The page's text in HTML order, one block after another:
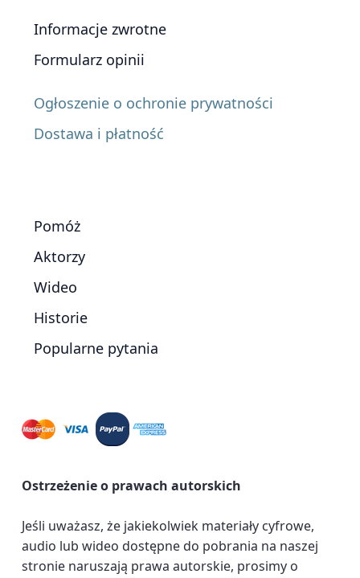
Informacje zwrotne
Formularz opinii
Ogłoszenie o ochronie prywatności
Dostawa i płatność
Pomóż
Aktorzy
Wideo
Historie
Popularne pytania
Ostrzeżenie o prawach autorskich
Jeśli uważasz, że jakiekolwiek materiały cyfrowe,
audio lub wideo dostępne do pobrania na naszej
stronie naruszają prawa autorskie, prosimy o